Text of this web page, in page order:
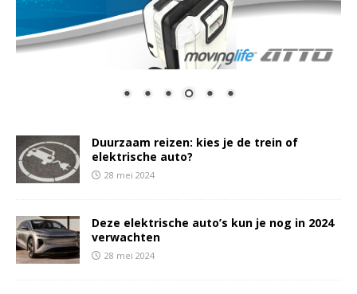
Duurzaam reizen: kies je de trein of
elektrische auto?
28 mei 2024
Deze elektrische auto’s kun je nog in 2024
verwachten
28 mei 2024